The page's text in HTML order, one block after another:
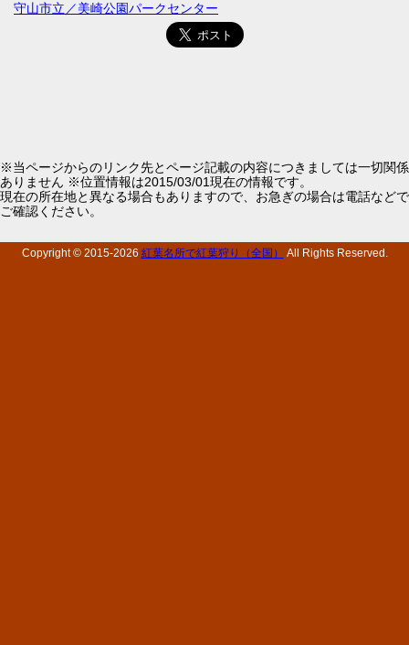
守山市立／美崎公園パークセンター
※当ページからのリンク先とページ記載の内容につきましては一切関係
ありません ※位置情報は2015/03/01現在の情報です。
現在の所在地と異なる場合もありますので、お急ぎの場合は電話などで
ご確認ください。
Copyright © 2015-2026 紅葉名所で紅葉狩り（全国） All Rights Reserved.